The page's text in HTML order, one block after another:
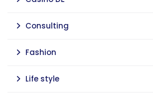
Consulting
Fashion
Life style